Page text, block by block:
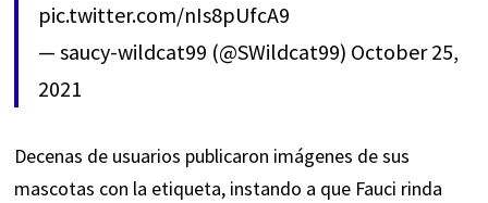
pic.twitter.com/nIs8pUfcA9
— saucy-wildcat99 (@SWildcat99) October 25,
2021
Decenas de usuarios publicaron imágenes de sus
mascotas con la etiqueta, instando a que Fauci rinda